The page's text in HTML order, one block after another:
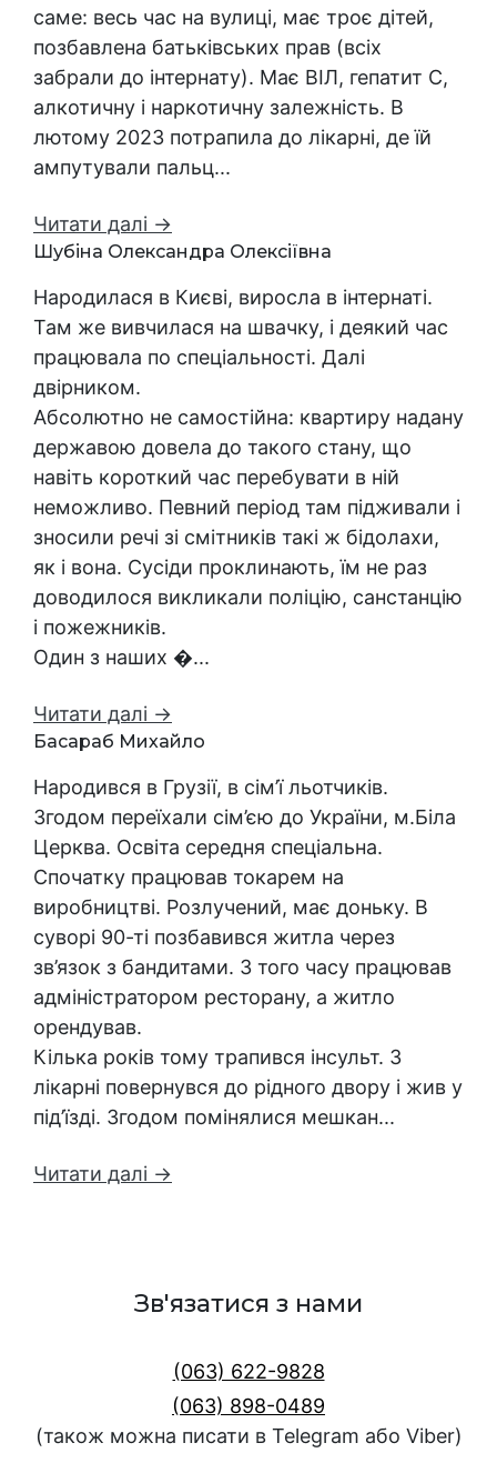
саме: весь час на вулиці, має троє дітей,
позбавлена батьківських прав (всіх
забрали до інтернату). Має ВІЛ, гепатит С,
алкотичну і наркотичну залежність. В
лютому 2023 потрапила до лікарні, де їй
ампутували пальц...
Читати далі →
Шубіна Олександра Олексіївна
Народилася в Києві, виросла в інтернаті.
Там же вивчилася на швачку, і деякий час
працювала по спеціальності. Далі
двірником.
Абсолютно не самостійна: квартиру надану
державою довела до такого стану, що
навіть короткий час перебувати в ній
неможливо. Певний період там підживали і
зносили речі зі смітників такі ж бідолахи,
як і вона. Сусіди проклинають, їм не раз
доводилося викликали поліцію, санстанцію
і пожежників.
Один з наших �...
Читати далі →
Басараб Михайло
Народився в Грузії, в сім’ї льотчиків.
Згодом переїхали сім’єю до України, м.Біла
Церква. Освіта середня спеціальна.
Спочатку працював токарем на
виробництві. Розлучений, має доньку. В
суворі 90-ті позбавився житла через
зв’язок з бандитами. З того часу працював
адміністратором ресторану, а житло
орендував.
Кілька років тому трапився інсульт. З
лікарні повернувся до рідного двору і жив у
під’їзді. Згодом помінялися мешкан...
Читати далі →
Зв'язатися з нами
(063) 622-9828
(063) 898-0489
(також можна писати в Telegram або Viber)